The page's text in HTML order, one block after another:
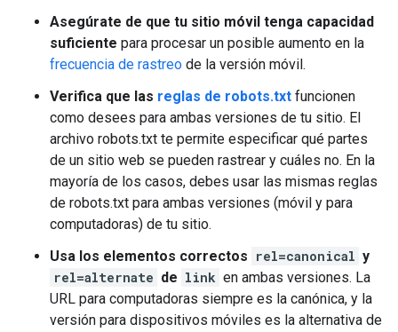
Asegúrate de que tu sitio móvil tenga capacidad
suficiente para procesar un posible aumento en la
frecuencia de rastreo de la versión móvil.
Verifica que las reglas de robots.txt funcionen
como desees para ambas versiones de tu sitio. El
archivo robots.txt te permite especificar qué partes
de un sitio web se pueden rastrear y cuáles no. En la
mayoría de los casos, debes usar las mismas reglas
de robots.txt para ambas versiones (móvil y para
computadoras) de tu sitio.
Usa los elementos correctos rel=canonical y
rel=alternate de link en ambas versiones. La
URL para computadoras siempre es la canónica, y la
versión para dispositivos móviles es la alternativa de